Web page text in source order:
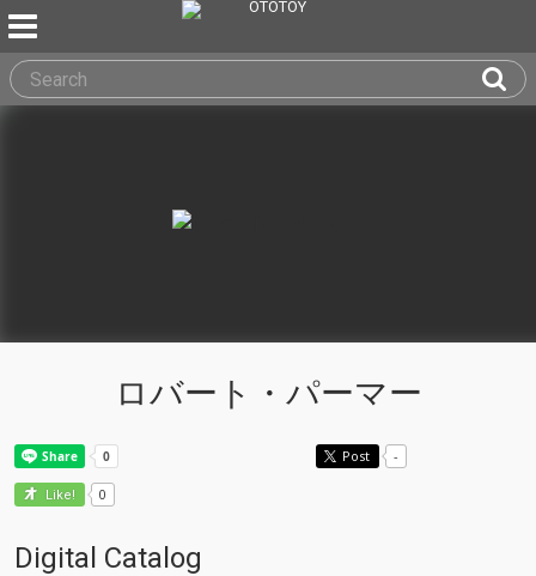
ロバート・パーマー
Post -
Like! 0
Digital Catalog